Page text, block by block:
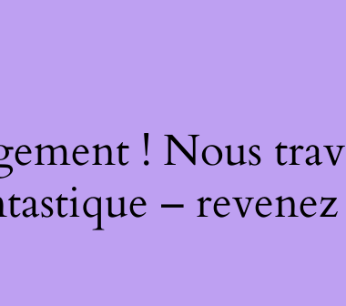
! Nous
–